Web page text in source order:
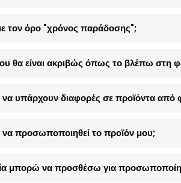
τον όρο "χρόνος παράδοσης";
θα είναι ακριβώς όπως το βλέπω στη
να υπάρχουν διαφορές σε προϊόντα από
προσωποποιηθεί το προϊόν μου;
μπορώ να προσθέσω για